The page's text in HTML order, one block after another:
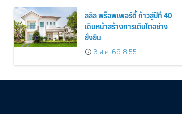
ลลิล พร็อพเพอร์ตี้ ก้าวสู่ปีที่ 40
เดินหน้าสร้างการเติบโตอย่าง
ยั่งยืน
6 ส.ค. 69 8:55